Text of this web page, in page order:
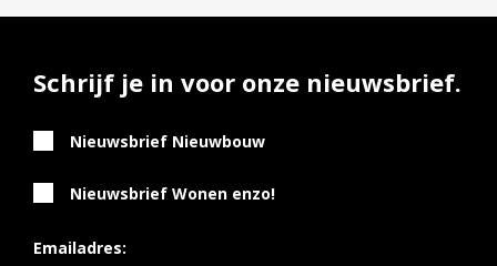
Schrijf je in voor onze nieuwsbrief.
Nieuwsbrief Nieuwbouw
Nieuwsbrief Wonen enzo!
Emailadres: